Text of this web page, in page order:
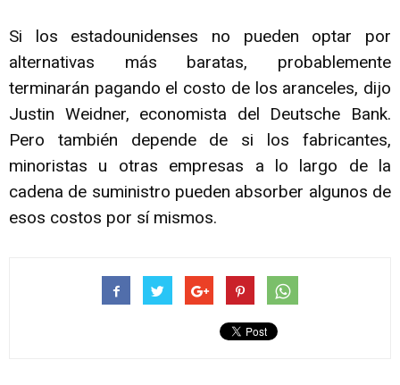
Si los estadounidenses no pueden optar por
alternativas más baratas, probablemente
terminarán pagando el costo de los aranceles, dijo
Justin Weidner, economista del Deutsche Bank.
Pero también depende de si los fabricantes,
minoristas u otras empresas a lo largo de la
cadena de suministro pueden absorber algunos de
esos costos por sí mismos.